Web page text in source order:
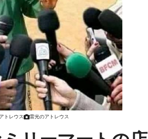
トレウス 雷光のアトレウス